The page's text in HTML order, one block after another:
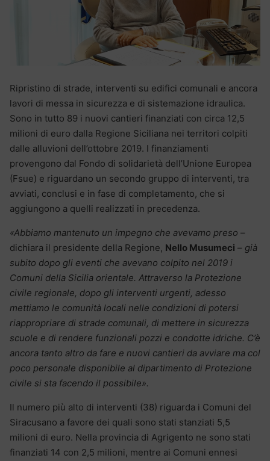
Ripristino di strade, interventi su edifici comunali e ancora
lavori di messa in sicurezza e di sistemazione idraulica.
Sono in tutto 89 i nuovi cantieri finanziati con circa 12,5
milioni di euro dalla Regione Siciliana nei territori colpiti
dalle alluvioni dell’ottobre 2019. I finanziamenti
provengono dal Fondo di solidarietà dell’Unione Europea
(Fsue) e riguardano un secondo gruppo di interventi, tra
avviati, conclusi e in fase di completamento, che si
aggiungono a quelli realizzati in precedenza.
«Abbiamo mantenuto un impegno che avevamo preso –
dichiara il presidente della Regione, Nello Musumeci – già
subito dopo gli eventi che avevano colpito nel 2019 i
Comuni della Sicilia orientale. Attraverso la Protezione
civile regionale, dopo gli interventi urgenti, adesso
mettiamo le comunità locali nelle condizioni di potersi
riappropriare di strade comunali, di mettere in sicurezza
scuole e di rendere funzionali pozzi e condotte idriche. C’è
ancora tanto altro da fare e nuovi cantieri da avviare ma col
poco personale disponibile al dipartimento di Protezione
civile si sta facendo il possibile».
Il numero più alto di interventi (38) riguarda i Comuni del
Siracusano a favore dei quali sono stati stanziati 5,5
milioni di euro. Nella provincia di Agrigento ne sono stati
finanziati 14 con 2,5 milioni, mentre ai Comuni ennesi